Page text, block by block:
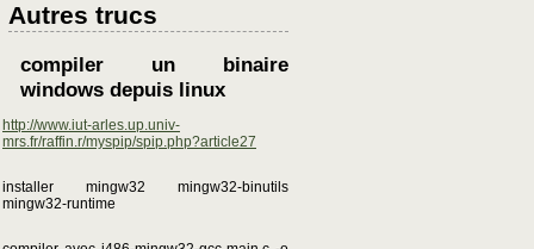
Autres trucs
compiler un binaire
windows depuis linux
http://www.iut-arles.up.univ-
mrs.fr/raffin.r/myspip/spip.php?article27
installer mingw32 mingw32-binutils
mingw32-runtime